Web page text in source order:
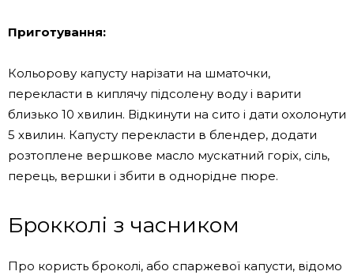
Приготування:
Кольорову капусту нарізати на шматочки,
перекласти в киплячу підсолену воду і варити
близько 10 хвилин. Відкинути на сито і дати охолонути
5 хвилин. Капусту перекласти в блендер, додати
розтоплене вершкове масло мускатний горіх, сіль,
перець, вершки і збити в однорідне пюре.
Брокколі з часником
Про користь броколі, або спаржевої капусти, відомо